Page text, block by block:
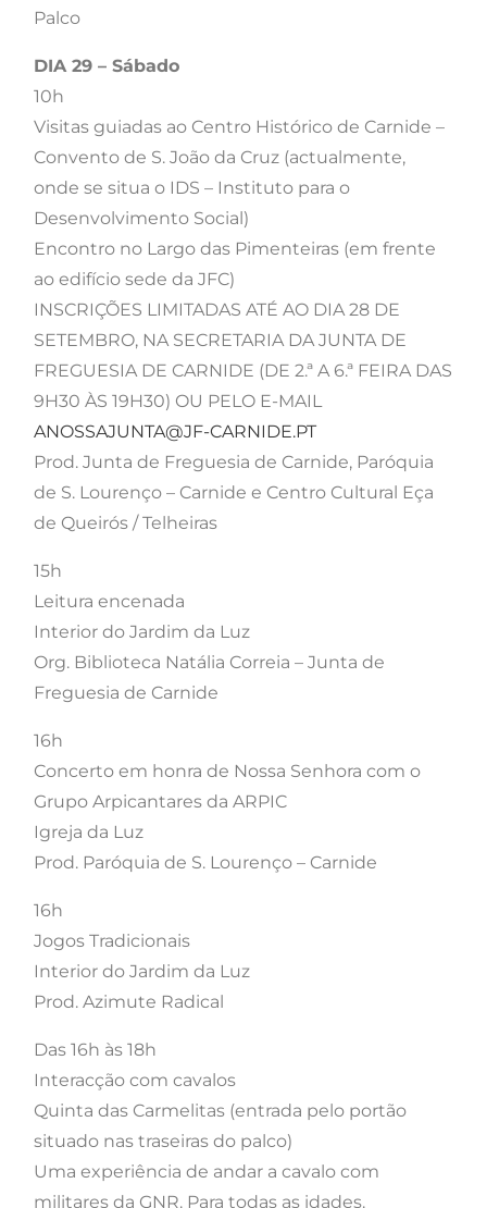
Palco
DIA 29 – Sábado
10h
Visitas guiadas ao Centro Histórico de Carnide –
Convento de S. João da Cruz (actualmente,
onde se situa o IDS – Instituto para o
Desenvolvimento Social)
Encontro no Largo das Pimenteiras (em frente
ao edifício sede da JFC)
INSCRIÇÕES LIMITADAS ATÉ AO DIA 28 DE
SETEMBRO, NA SECRETARIA DA JUNTA DE
FREGUESIA DE CARNIDE (DE 2.ª A 6.ª FEIRA DAS
9H30 ÀS 19H30) OU PELO E-MAIL
ANOSSAJUNTA@JF-CARNIDE.PT
Prod. Junta de Freguesia de Carnide, Paróquia
de S. Lourenço – Carnide e Centro Cultural Eça
de Queirós / Telheiras
15h
Leitura encenada
Interior do Jardim da Luz
Org. Biblioteca Natália Correia – Junta de
Freguesia de Carnide
16h
Concerto em honra de Nossa Senhora com o
Grupo Arpicantares da ARPIC
Igreja da Luz
Prod. Paróquia de S. Lourenço – Carnide
16h
Jogos Tradicionais
Interior do Jardim da Luz
Prod. Azimute Radical
Das 16h às 18h
Interacção com cavalos
Quinta das Carmelitas (entrada pelo portão
situado nas traseiras do palco)
Uma experiência de andar a cavalo com
militares da GNR. Para todas as idades.